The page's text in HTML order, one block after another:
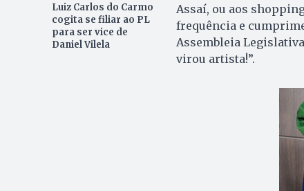
Luiz Carlos do Carmo
cogita se filiar ao PL
para ser vice de
Daniel Vilela
Assaí, ou aos
frequência e
Assembleia
virou artista!”.